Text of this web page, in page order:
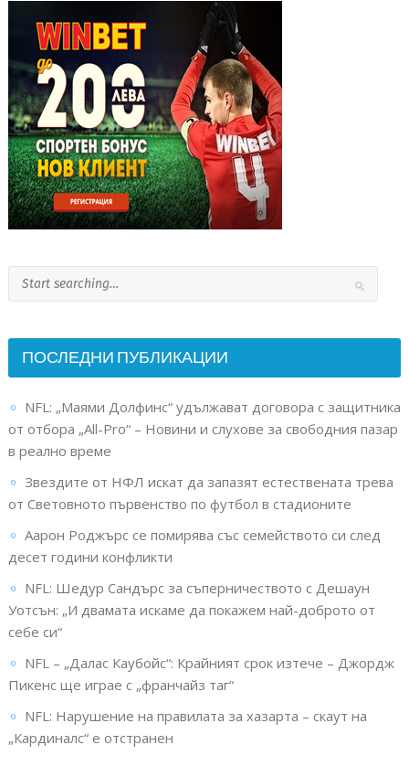
ПОСЛЕДНИ ПУБЛИКАЦИИ
NFL: „Маями Долфинс“ удължават договора с защитника
от отбора „All-Pro“ – Новини и слухове за свободния пазар
в реално време
Звездите от НФЛ искат да запазят естествената трева
от Световното първенство по футбол в стадионите
Аарон Роджърс се помирява със семейството си след
десет години конфликти
NFL: Шедур Сандърс за съперничеството с Дешаун
Уотсън: „И двамата искаме да покажем най-доброто от
себе си“
NFL – „Далас Каубойс“: Крайният срок изтече – Джордж
Пикенс ще играе с „франчайз таг“
NFL: Нарушение на правилата за хазарта – скаут на
„Кардиналс“ е отстранен